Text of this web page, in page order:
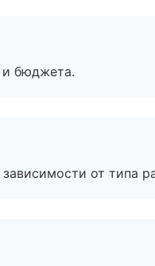
и бюджета.
от типа